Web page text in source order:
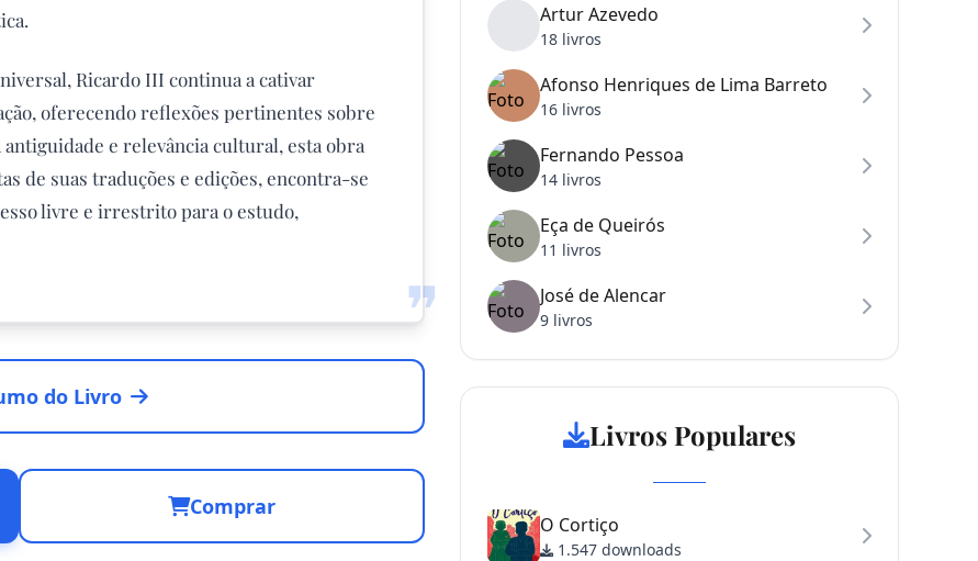
❞
Ricardo III continua a cativar
oferecendo reflexões pertinentes sobre
antiguidade e relevância cultural, esta obra
de suas traduções e edições, encontra-se
livre e irrestrito para o estudo,
do Livro
Comprar
Artur Azevedo
18 livros
Afonso Henriques de Lima Barreto
16 livros
Fernando Pessoa
14 livros
Eça de Queirós
11 livros
José de Alencar
9 livros
Livros Populares
O Cortiço
1.547 downloads